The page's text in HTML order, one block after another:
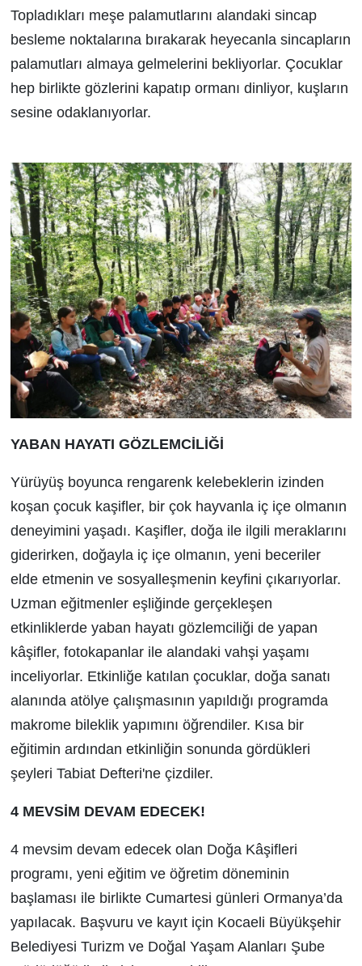
Topladıkları meşe palamutlarını alandaki sincap
besleme noktalarına bırakarak heyecanla sincapların
palamutları almaya gelmelerini bekliyorlar. Çocuklar
hep birlikte gözlerini kapatıp ormanı dinliyor, kuşların
sesine odaklanıyorlar.
YABAN HAYATI GÖZLEMCİLİĞİ
Yürüyüş boyunca rengarenk kelebeklerin izinden
koşan çocuk kaşifler, bir çok hayvanla iç içe olmanın
deneyimini yaşadı. Kaşifler, doğa ile ilgili meraklarını
giderirken, doğayla iç içe olmanın, yeni beceriler
elde etmenin ve sosyalleşmenin keyfini çıkarıyorlar.
Uzman eğitmenler eşliğinde gerçekleşen
etkinliklerde yaban hayatı gözlemciliği de yapan
kâşifler, fotokapanlar ile alandaki vahşi yaşamı
inceliyorlar. Etkinliğe katılan çocuklar, doğa sanatı
alanında atölye çalışmasının yapıldığı programda
makrome bileklik yapımını öğrendiler. Kısa bir
eğitimin ardından etkinliğin sonunda gördükleri
şeyleri Tabiat Defteri'ne çizdiler.
4 MEVSİM DEVAM EDECEK!
4 mevsim devam edecek olan Doğa Kâşifleri
programı, yeni eğitim ve öğretim döneminin
başlaması ile birlikte Cumartesi günleri Ormanya’da
yapılacak. Başvuru ve kayıt için Kocaeli Büyükşehir
Belediyesi Turizm ve Doğal Yaşam Alanları Şube